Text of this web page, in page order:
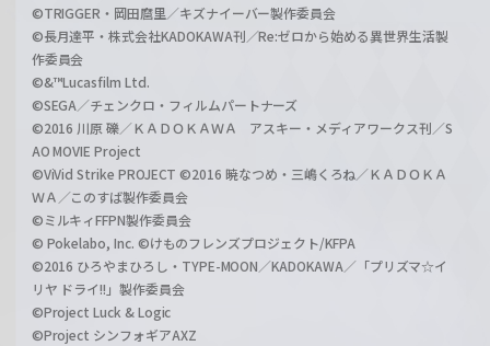
©TRIGGER・岡田麿里／キズナイーバー製作委員会
©長月達平・株式会社KADOKAWA刊／Re:ゼロから始める異世界生活製
作委員会
©&™Lucasfilm Ltd.
©SEGA／チェンクロ・フィルムパートナーズ
©2016 川原 礫／ＫＡＤＯＫＡＷＡ アスキー・メディアワークス刊／S
AO MOVIE Project
©ViVid Strike PROJECT ©2016 暁なつめ・三嶋くろね／ＫＡＤＯＫＡ
ＷＡ／このすば製作委員会
©ミルキィFFPN製作委員会
© Pokelabo, Inc. ©けものフレンズプロジェクト/KFPA
©2016 ひろやまひろし・TYPE-MOON／KADOKAWA／「プリズマ☆イ
リヤ ドライ!!」製作委員会
©Project Luck & Logic
©Project シンフォギアAXZ